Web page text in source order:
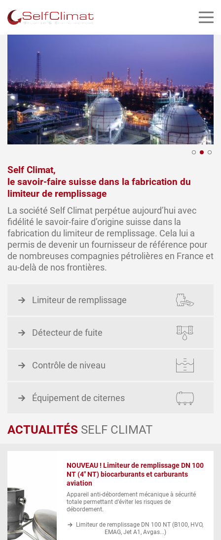
Self Climat,
le savoir-faire suisse dans la fabrication du
limiteur de remplissage
La société Self Climat perpétue aujourd’hui avec
fidélité le savoir-faire d’origine suisse dans la
fabrication du limiteur de remplissage. Cela lui a
permis de devenir un fournisseur de référence pour
de nombreuses compagnies pétrolières en France et
au-delà de nos frontières.
Limiteur de remplissage
Détecteur de fuite
Contrôle de niveau
Équipement de citernes
ACTUALITÉS SELF CLIMAT
NOUVEAU ! Limiteur de remplissage DN 100
NT (4" NT) biocarburants et carburants
aviation
Appareil anti-débordement mécanique à sécurité
totale permettant d’éviter les risques de
débordement.
Limiteur de remplissage DN 100 NT (B100, HVO,
EMAG, Jet A1, Avgas...)